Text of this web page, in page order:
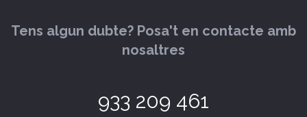
Tens algun dubte? Posa't en contacte amb
nosaltres
933 209 461